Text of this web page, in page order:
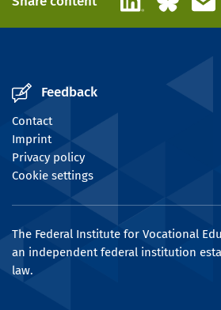
Feedback
Contact
Imprint
Privacy policy
Cookie settings
The Federal Institute for Vocational
an independent federal institution
law.